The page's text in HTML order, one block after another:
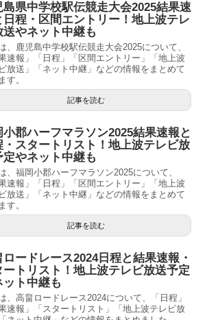
島県中学校駅伝競走大会2025結果速
日程・区間エントリー！地上波テレ
送やネット中継も
、鹿児島中学校駅伝競走大会2025について、
果速報」「日程」「区間エントリー」「地上波
放送」「ネット中継」などの情報をまとめて
す。
記事を読む
小郡ハーフマラソン2025結果速報と
・スタートリスト！地上波テレビ放
定やネット中継も
、福岡小郡ハーフマラソン2025について、
果速報」「日程」「区間エントリー」「地上波
放送」「ネット中継」などの情報をまとめて
す。
記事を読む
ロードレース2024日程と結果速報・
ートリスト！地上波テレビ放送予定
ット中継も
、高畠ロードレース2024について、「日程」
果速報」「スタートリスト」「地上波テレビ放